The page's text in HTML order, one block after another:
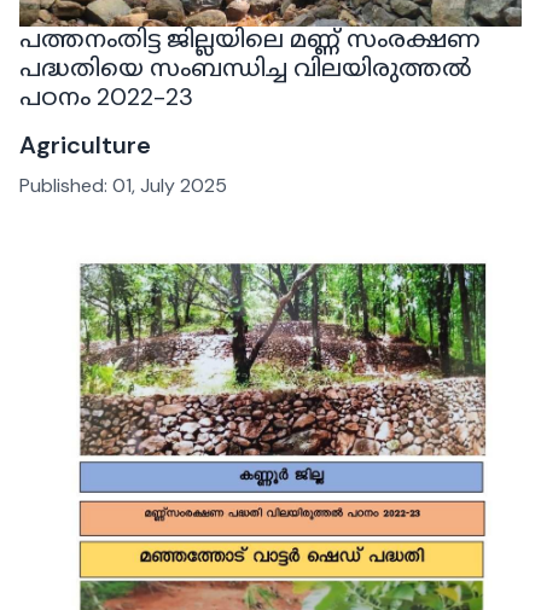
പത്തനംതിട്ട ജില്ലയിലെ മണ്ണ് സംരക്ഷണ
പദ്ധതിയെ സംബന്ധിച്ച വിലയിരുത്തൽ
പഠനം 2022-23
Agriculture
Published: 01, July 2025